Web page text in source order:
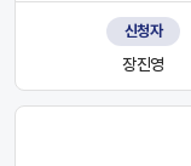
신청자
장진영